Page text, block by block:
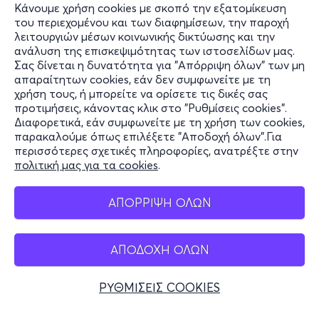
Κάνουμε χρήση cookies με σκοπό την εξατομίκευση
του περιεχομένου και των διαφημίσεων, την παροχή
λειτουργιών μέσων κοινωνικής δικτύωσης και την
ανάλυση της επισκεψιμότητας των ιστοσελίδων μας.
Σας δίνεται η δυνατότητα για "Απόρριψη όλων" των μη
απαραίτητων cookies, εάν δεν συμφωνείτε με τη
χρήση τους, ή μπορείτε να ορίσετε τις δικές σας
προτιμήσεις, κάνοντας κλικ στο "Ρυθμίσεις cookies".
Διαφορετικά, εάν συμφωνείτε με τη χρήση των cookies,
παρακαλούμε όπως επιλέξετε "Αποδοχή όλων".Για
περισσότερες σχετικές πληροφορίες, ανατρέξτε στην
πολιτική μας για τα cookies.
ΑΠΟΡΡΙΨΗ ΟΛΩΝ
ΑΠΟΔΟΧΗ ΟΛΩΝ
ΡΥΘΜΙΣΕΙΣ COOKIES